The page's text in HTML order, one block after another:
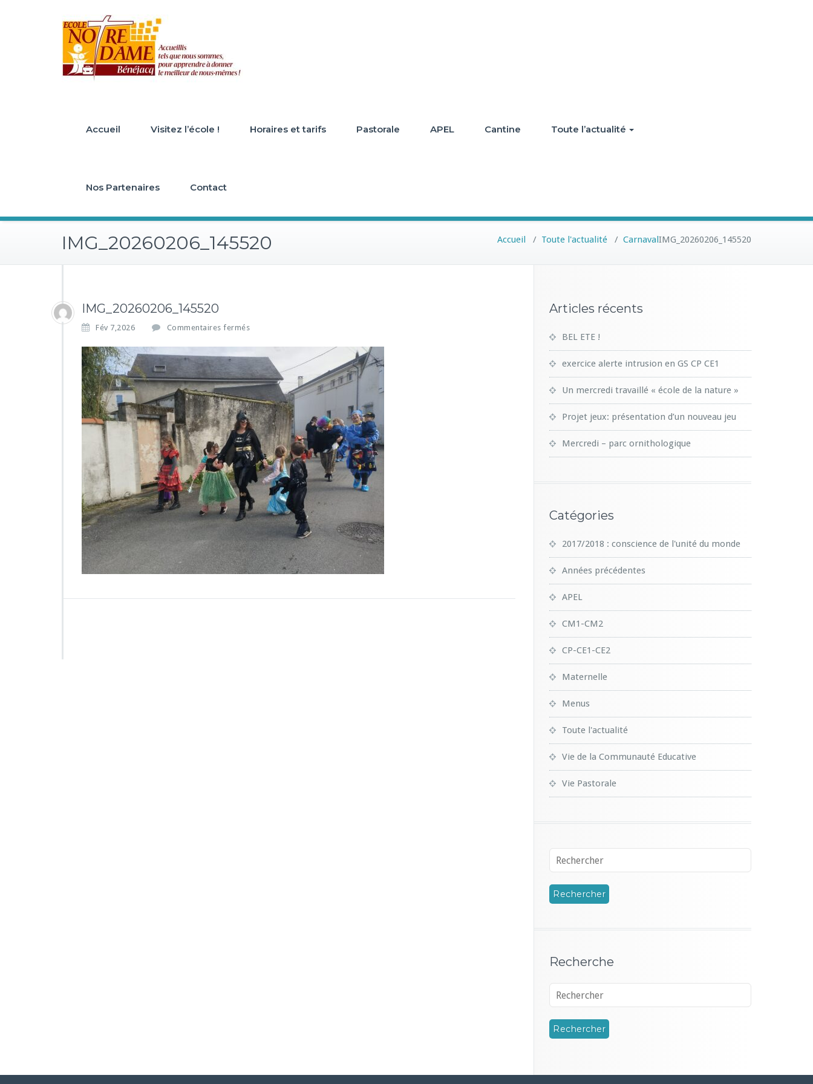
Accueil Visitez l’école ! Horaires et tarifs Pastorale APEL Cantine Toute l’actualité
Nos Partenaires Contact
IMG_20260206_145520 Accueil / Toute l'actualité / CarnavalIMG_20260206_145520
IMG_20260206_145520
Fév 7,2026 Commentaires fermés
M
G
_
2
0
2
6
0
2
0
6
_
1
5
5
2
Articles récents
BEL ETE !
exercice alerte intrusion en GS CP CE1
Un mercredi travaillé « école de la nature »
Projet jeux: présentation d’un nouveau jeu
Mercredi – parc ornithologique
Catégories
2017/2018 : conscience de l'unité du monde
Années précédentes
APEL
CM1-CM2
CP-CE1-CE2
Maternelle
Menus
Toute l'actualité
Vie de la Communauté Educative
Vie Pastorale
Recherche